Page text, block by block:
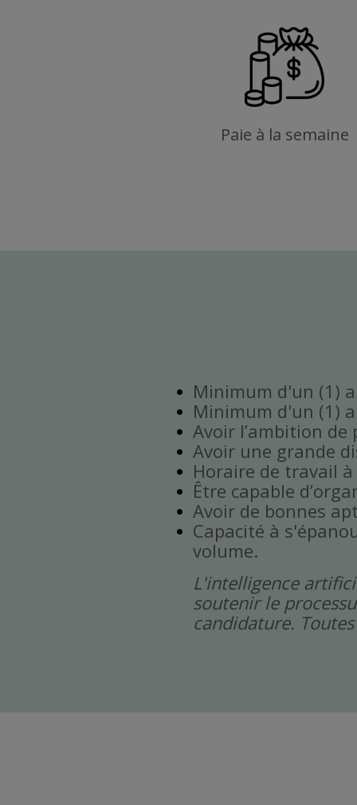
Paie à la semaine
Minimum d'un (1)
Minimum d'un (1)
Avoir l’ambition de
Avoir une grande
Horaire de travail
Être capable
Avoir de bonnes
Capacité à
volume.
L'intelligence
soutenir le
candidature.